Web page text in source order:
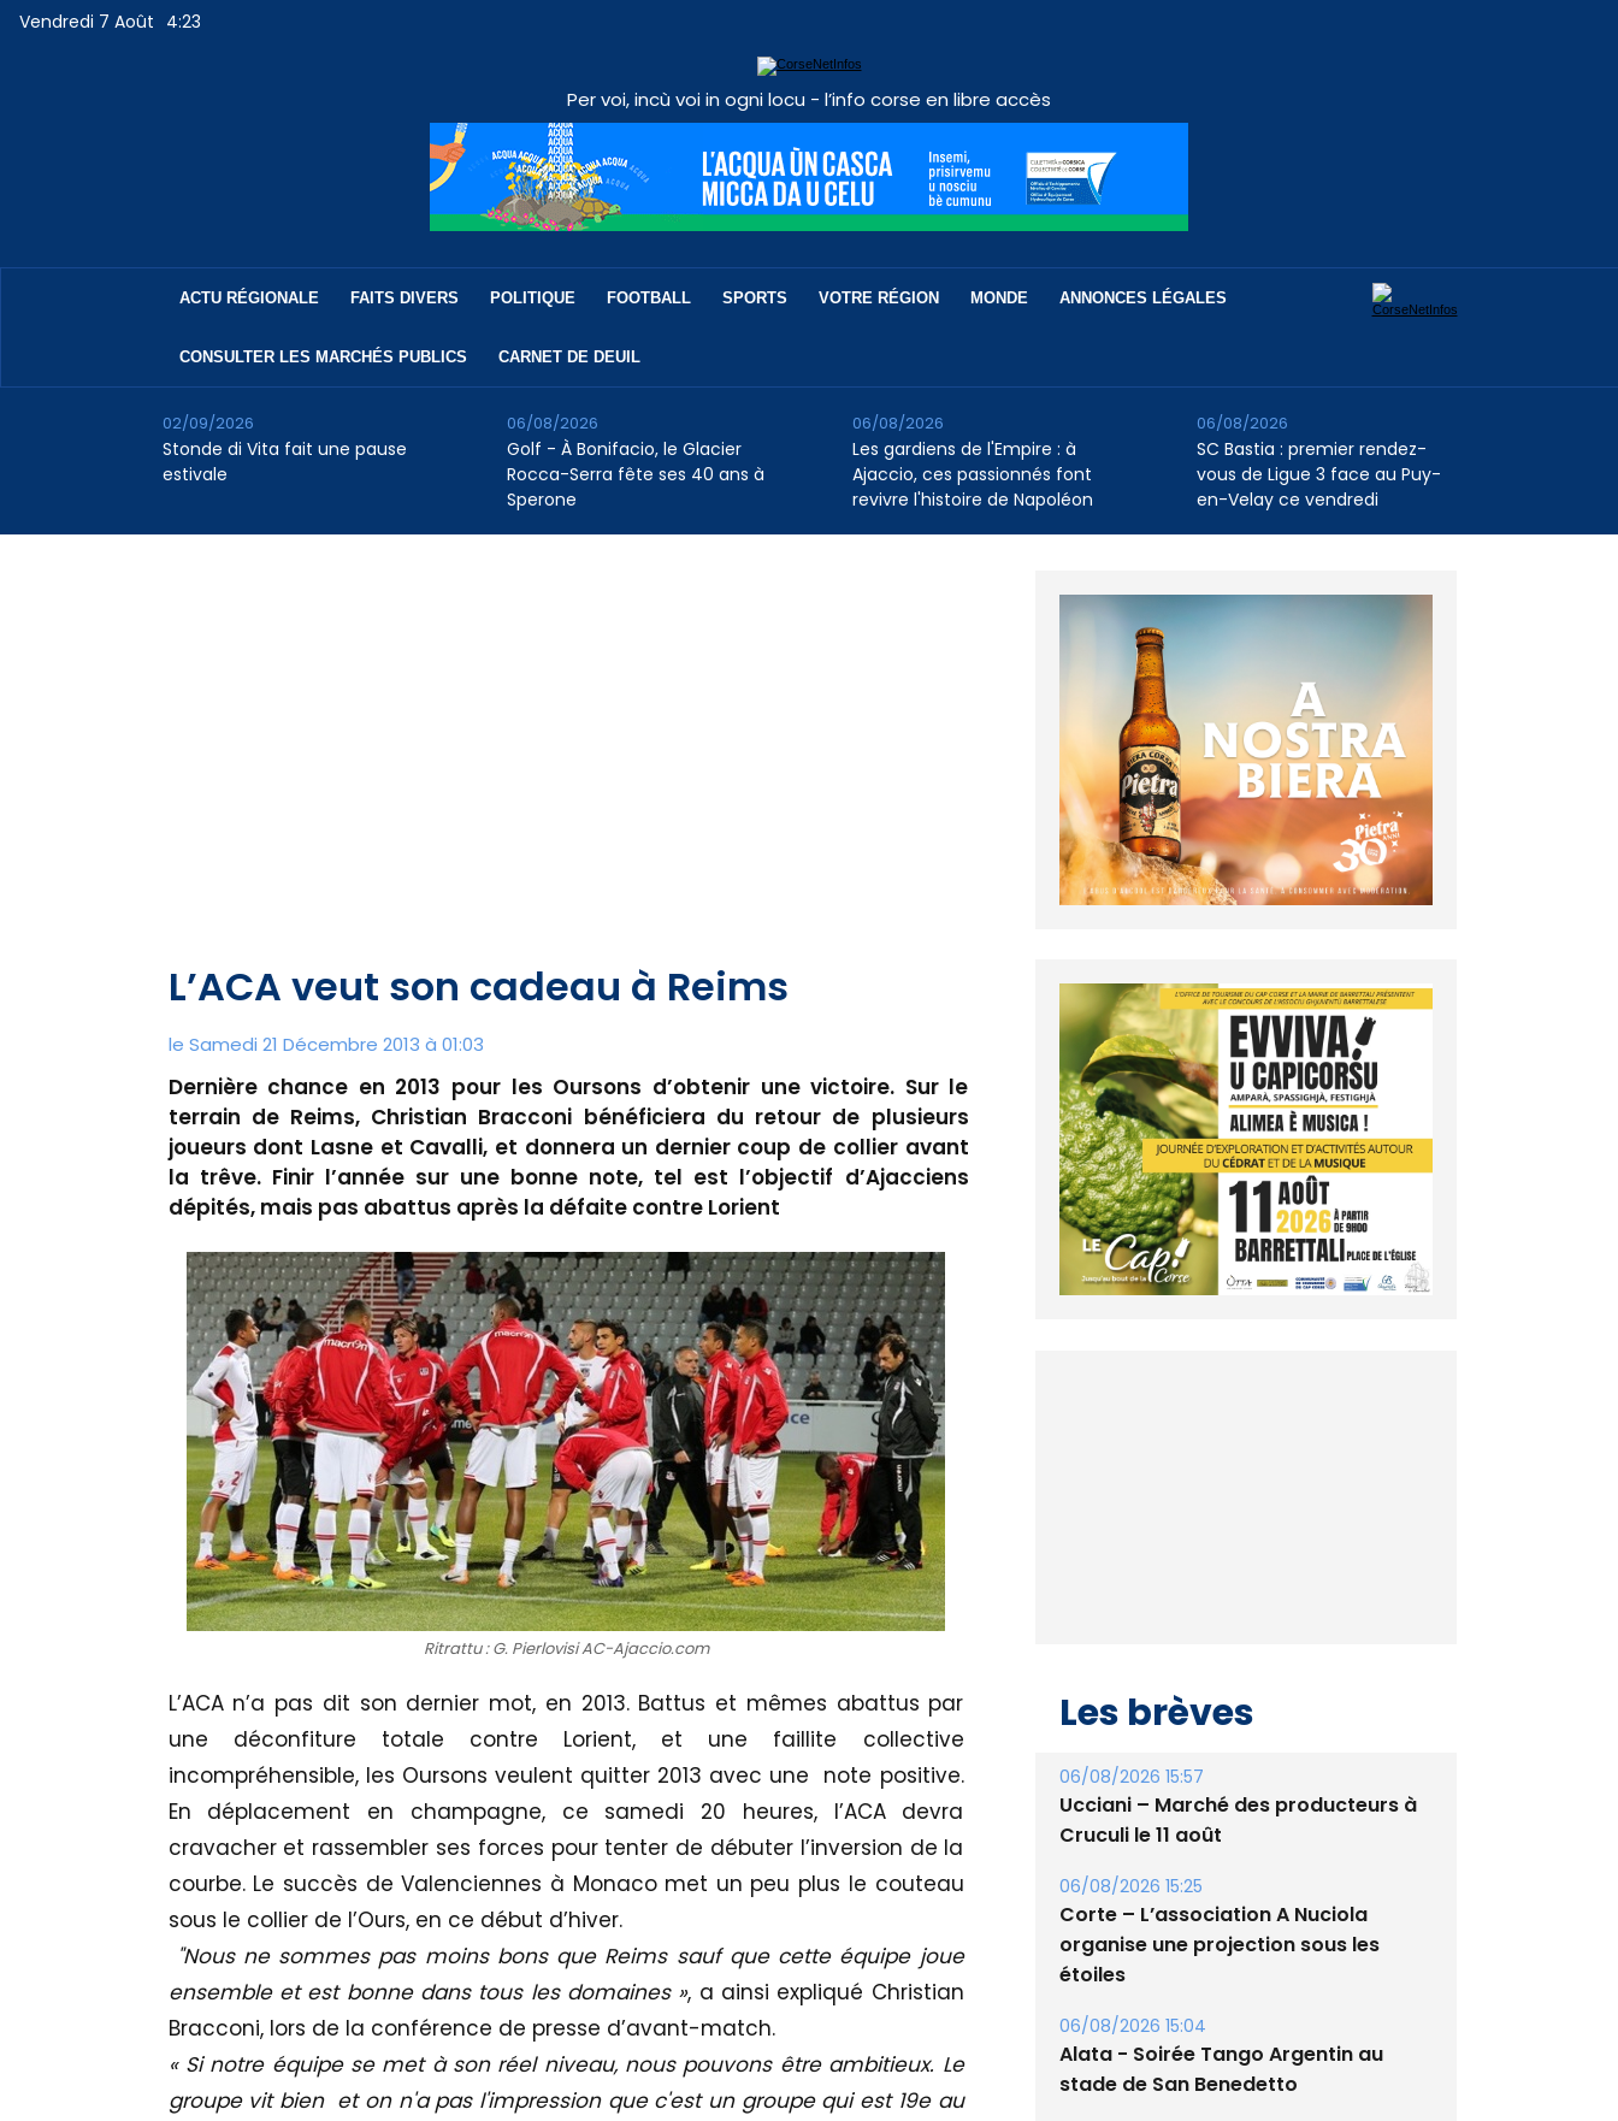
Vendredi 7 Août 4:23
Per voi, incù voi in ogni locu - l’info corse en libre accès
ACTU RÉGIONALE FAITS DIVERS POLITIQUE FOOTBALL SPORTS VOTRE RÉGION MONDE ANNONCES LÉGALES
CONSULTER LES MARCHÉS PUBLICS CARNET DE DEUIL
Stonde di Vita fait une pause
estivale
02/09/2026
Golf - À Bonifacio, le Glacier
Rocca-Serra fête ses 40 ans à
Sperone
06/08/2026
Les gardiens de l'Empire : à
Ajaccio, ces passionnés font
revivre l'histoire de Napoléon
06/08/2026
SC Bastia : premier rendez-
vous de Ligue 3 face au Puy-
en-Velay ce vendredi
06/08/2026
L’ACA veut son cadeau à Reims
le Samedi 21 Décembre 2013 à 01:03
Dernière chance en 2013 pour les Oursons d’obtenir une victoire. Sur le
terrain de Reims, Christian Bracconi bénéficiera du retour de plusieurs
joueurs dont Lasne et Cavalli, et donnera un dernier coup de collier avant
la trêve. Finir l’année sur une bonne note, tel est l’objectif d’Ajacciens
dépités, mais pas abattus après la défaite contre Lorient
Ritrattu : G. Pierlovisi AC-Ajaccio.com
L’ACA n’a pas dit son dernier mot, en 2013. Battus et mêmes abattus par
une déconfiture totale contre Lorient, et une faillite collective
incompréhensible, les Oursons veulent quitter 2013 avec une note positive.
En déplacement en champagne, ce samedi 20 heures, l’ACA devra
cravacher et rassembler ses forces pour tenter de débuter l’inversion de la
courbe. Le succès de Valenciennes à Monaco met un peu plus le couteau
sous le collier de l’Ours, en ce début d’hiver.
"Nous ne sommes pas moins bons que Reims sauf que cette équipe joue
ensemble et est bonne dans tous les domaines », a ainsi expliqué Christian
Bracconi, lors de la conférence de presse d’avant-match.
« Si notre équipe se met à son réel niveau, nous pouvons être ambitieux. Le
groupe vit bien et on n'a pas l'impression que c'est un groupe qui est 19e au
Les brèves
06/08/2026 15:57
Ucciani – Marché des producteurs à
Cruculi le 11 août
06/08/2026 15:25
Corte – L’association A Nuciola
organise une projection sous les
étoiles
06/08/2026 15:04
Alata - Soirée Tango Argentin au
stade de San Benedetto